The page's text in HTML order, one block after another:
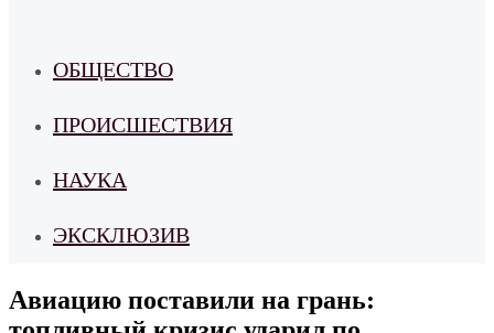
ОБЩЕСТВО
ПРОИСШЕСТВИЯ
НАУКА
ЭКСКЛЮЗИВ
Авиацию поставили на грань: